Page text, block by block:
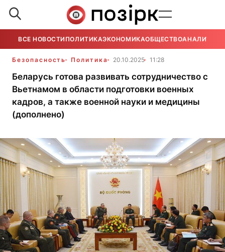
ВСЕ НОВОСТИ ПОЛИТИКАЭКОНОМИКАОБЩЕСТВОАНАЛИТИКА
Безопасность Политика 20.10.2025 11:28
Беларусь готова развивать сотрудничество с
Вьетнамом в области подготовки военных
кадров, а также военной науки и медицины
(дополнено)